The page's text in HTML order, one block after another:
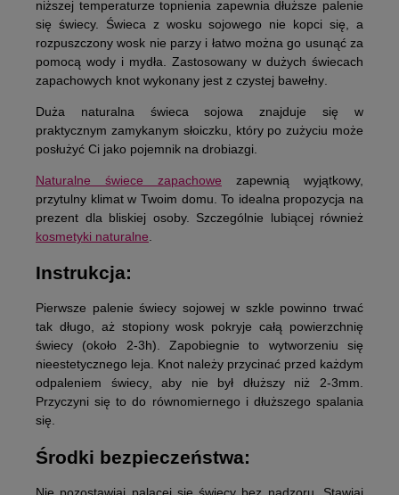
niższej temperaturze topnienia zapewnia dłuższe palenie
się świecy. Świeca z wosku sojowego nie kopci się , a
rozpuszczony wosk nie parzy i łatwo można go usunąć za
pomocą wody i mydła. Zastosowany w dużych świecach
zapachowych knot wykonany jest z czystej bawełny
Duża naturalna świeca sojowa znajduje się w
praktycznym zamykanym słoiczku , który po zużyciu może
posłużyć Ci jako pojemnik na drobiazgi.
Naturalne świece zapachowe zapewnią wyjątkowy,
przytulny klimat w Twoim domu. To idealna propozycja na
prezent dla bliskiej osoby. Szczególnie lubiącej również
kosmetyki naturalne
Instrukcja:
Pierwsze palenie świecy sojowej w szkle powinno trwać
tak długo, aż stopiony wosk pokryje całą powierzchnię
świecy (około 2-3h). Zapobiegnie to wytworzeniu się
nieestetycznego leja. Knot należy przycinać przed każdym
odpaleniem świecy, aby nie był dłuższy niż 2-3mm.
Przyczyni się to do równomiernego i dłuższego spalania
się.
Środki bezpieczeństwa: